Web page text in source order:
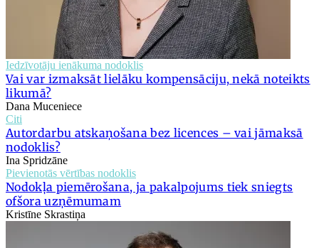
Iedzīvotāju ienākuma nodoklis
Vai var izmaksāt lielāku kompensāciju, nekā noteikts
likumā?
Dana Muceniece
Citi
Autordarbu atskaņošana bez licences – vai jāmaksā
nodoklis?
Ina Spridzāne
Pievienotās vērtības nodoklis
Nodokļa piemērošana, ja pakalpojums tiek sniegts
ofšora uzņēmumam
Kristīne Skrastiņa